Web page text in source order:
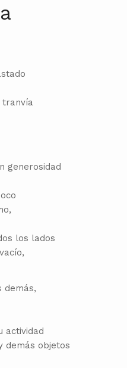
tranvía
generosidad
los lados
demás,
actividad
demás objetos